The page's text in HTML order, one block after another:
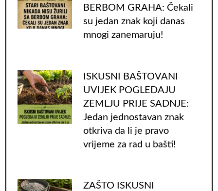
BERBOM GRAHA: Čekali
su jedan znak koji danas
mnogi zanemaruju!
ISKUSNI BAŠTOVANI
UVIJEK POGLEDAJU
ZEMLJU PRIJE SADNJE:
Jedan jednostavan znak
otkriva da li je pravo
vrijeme za rad u bašti!
ZAŠTO ISKUSNI